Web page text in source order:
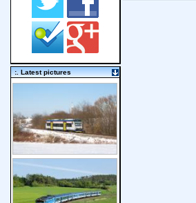
:. Latest pictures